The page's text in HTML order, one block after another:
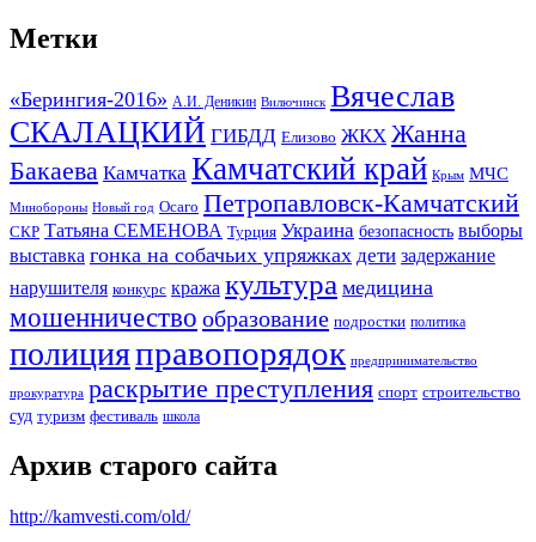
Метки
«Берингия-2016» А.И. Деникин Вилючинск Вячеслав
СКАЛАЦКИЙ ГИБДД Елизово ЖКХ Жанна
Бакаева Камчатка Камчатский край Крым МЧС
Минобороны Новый год Осаго Петропавловск-Камчатский
СКР Татьяна СЕМЕНОВА Турция Украина безопасность выборы
выставка гонка на собачьих упряжках дети задержание
нарушителя конкурс кража культура медицина
мошенничество образование подростки политика
полицияправопорядок предпринимательство
прокуратура раскрытие преступления спорт строительство
суд туризм фестиваль школа
Архив старого сайта
http://kamvesti.com/old/